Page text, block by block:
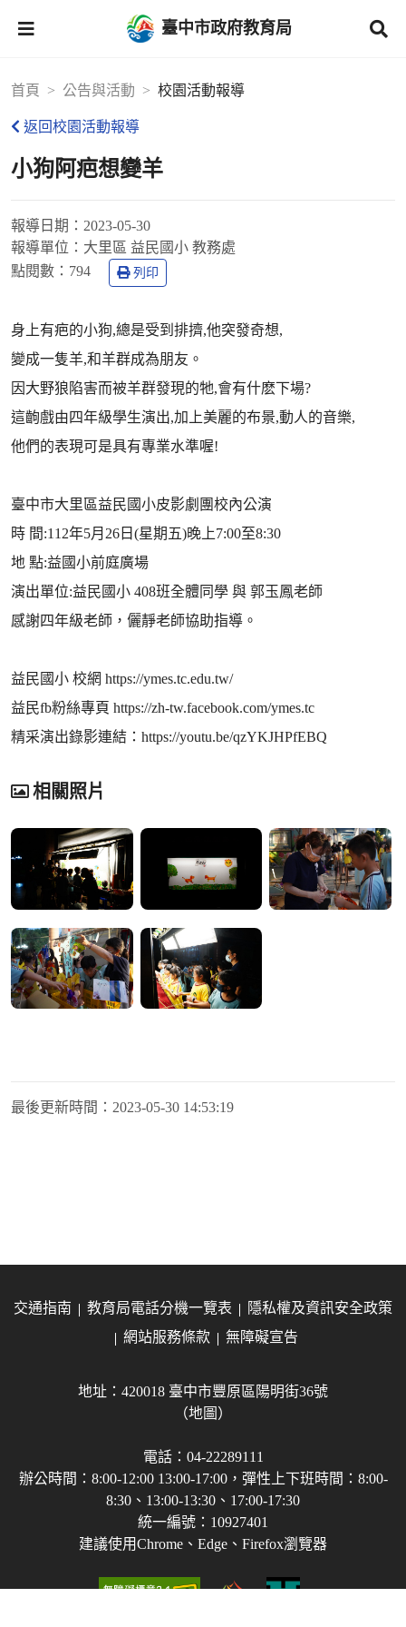
臺中市政府教育局
首頁 公告與活動 校園活動報導
返回校園活動報導
小狗阿疤想變羊
報導日期： 2023-05-30
報導單位： 大里區 益民國小 教務處
點閱數： 794 列印
身上有疤的小狗,總是受到排擠,他突發奇想,
變成一隻羊,和羊群成為朋友。
因大野狼陷害而被羊群發現的牠,會有什麽下場?
這齣戲由四年級學生演出,加上美麗的布景,動人的音樂,
他們的表現可是具有專業水準喔!
臺中市大里區益民國小皮影劇團校內公演
時 間:112年5月26日(星期五)晚上7:00至8:30
地 點:益國小前庭廣場
演出單位:益民國小 408班全體同學 與 郭玉鳳老師
感謝四年級老師，儷靜老師協助指導。
益民國小 校網 https://ymes.tc.edu.tw/
益民fb粉絲專頁 https://zh-tw.facebook.com/ymes.tc
精采演出錄影連結：https://youtu.be/qzYKJHPfEBQ
相關照片
最後更新時間： 2023-05-30 14:53:19
交通指南 教育局電話分機一覽表
隱私權及資訊安全政策
網站服務條款
無障礙宣告
地址：420018 臺中市豐原區陽明街36號
（地圖）
電話：04-22289111
辦公時間：8:00-12:00 13:00-17:00，彈性上下班時間：8:00-
8:30、13:00-13:30、17:00-17:30
統一編號：10927401
建議使用Chrome、Edge、Firefox瀏覽器